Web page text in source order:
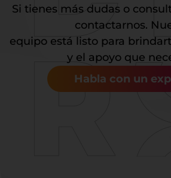
Si tienes más dudas o
contactarnos.
equipo está listo para
y el apoyo que
Habla con un